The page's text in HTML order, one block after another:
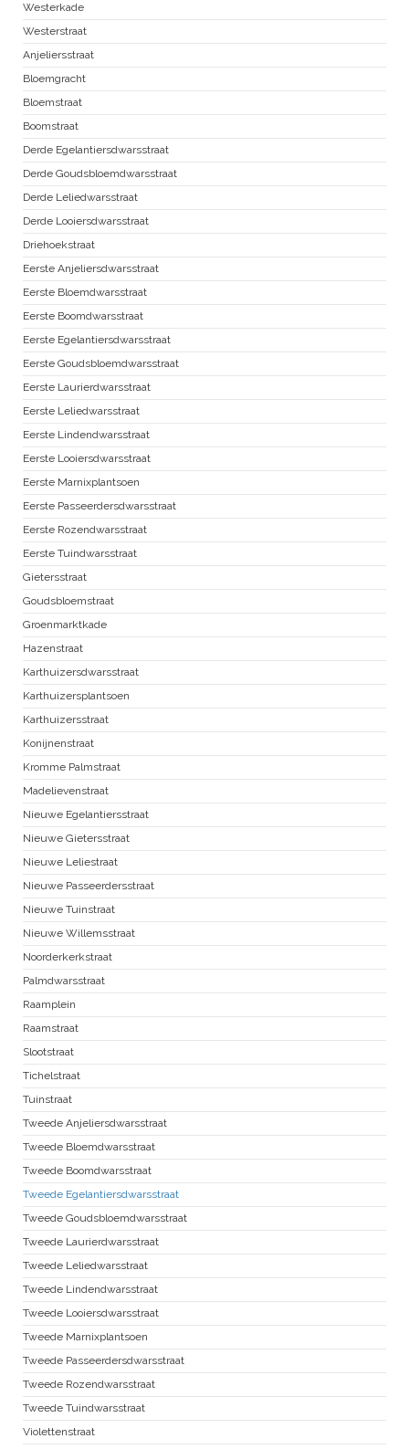
Westerkade
Westerstraat
Anjeliersstraat
Bloemgracht
Bloemstraat
Boomstraat
Derde Egelantiersdwarsstraat
Derde Goudsbloemdwarsstraat
Derde Leliedwarsstraat
Derde Looiersdwarsstraat
Driehoekstraat
Eerste Anjeliersdwarsstraat
Eerste Bloemdwarsstraat
Eerste Boomdwarsstraat
Eerste Egelantiersdwarsstraat
Eerste Goudsbloemdwarsstraat
Eerste Laurierdwarsstraat
Eerste Leliedwarsstraat
Eerste Lindendwarsstraat
Eerste Looiersdwarsstraat
Eerste Marnixplantsoen
Eerste Passeerdersdwarsstraat
Eerste Rozendwarsstraat
Eerste Tuindwarsstraat
Gietersstraat
Goudsbloemstraat
Groenmarktkade
Hazenstraat
Karthuizersdwarsstraat
Karthuizersplantsoen
Karthuizersstraat
Konijnenstraat
Kromme Palmstraat
Madelievenstraat
Nieuwe Egelantiersstraat
Nieuwe Gietersstraat
Nieuwe Leliestraat
Nieuwe Passeerdersstraat
Nieuwe Tuinstraat
Nieuwe Willemsstraat
Noorderkerkstraat
Palmdwarsstraat
Raamplein
Raamstraat
Slootstraat
Tichelstraat
Tuinstraat
Tweede Anjeliersdwarsstraat
Tweede Bloemdwarsstraat
Tweede Boomdwarsstraat
Tweede Egelantiersdwarsstraat
Tweede Goudsbloemdwarsstraat
Tweede Laurierdwarsstraat
Tweede Leliedwarsstraat
Tweede Lindendwarsstraat
Tweede Looiersdwarsstraat
Tweede Marnixplantsoen
Tweede Passeerdersdwarsstraat
Tweede Rozendwarsstraat
Tweede Tuindwarsstraat
Violettenstraat